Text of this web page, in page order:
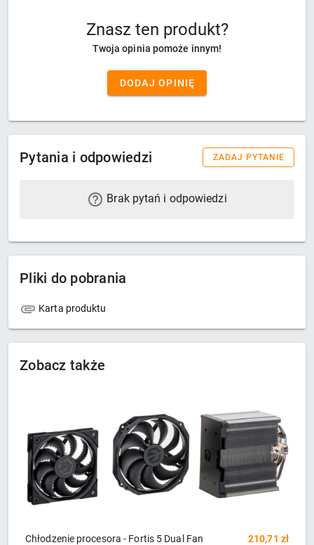
Znasz ten produkt?
Twoja opinia pomoże innym!
DODAJ OPINIĘ
Pytania i odpowiedzi ZADAJ PYTANIE
Brak pytań i odpowiedzi
Pliki do pobrania
Karta produktu
Zobacz także
Wentylator ASUS PRIME MR120 FAN ARGB WHITE 75,26 zł